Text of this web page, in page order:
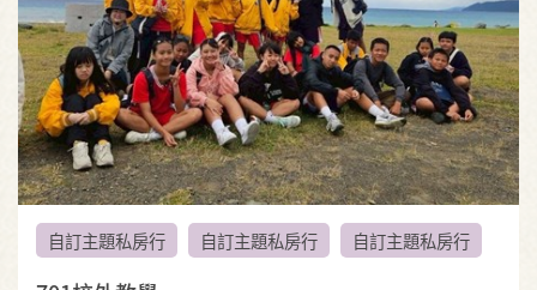
自訂主題私房行 自訂主題私房行 自訂主題私房行